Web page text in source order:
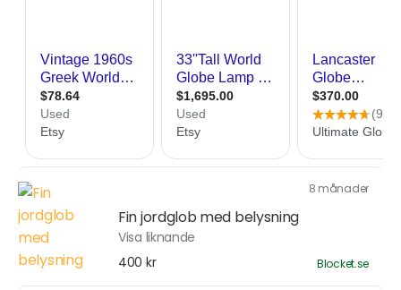
8 månader
Fin jordglob med belysning
Visa liknande
400 kr
Blocket.se